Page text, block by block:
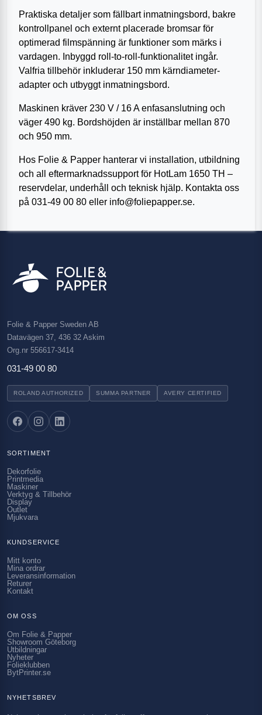
Praktiska detaljer som fällbart inmatningsbord, bakre
kontrollpanel och externt placerade bromsar för
optimerad filmspänning är funktioner som märks i
vardagen. Inbyggd roll-to-roll-funktionalitet ingår.
Valfria tillbehör inkluderar 150 mm kärndiameter-
adapter och utbyggt inmatningsbord.
Maskinen kräver 230 V / 16 A enfasanslutning och
väger 490 kg. Bordshöjden är inställbar mellan 870
och 950 mm.
Hos Folie & Papper hanterar vi installation, utbildning
och all eftermarknadssupport för HotLam 1650 TH –
reservdelar, underhåll och teknisk hjälp. Kontakta oss
på 031-49 00 80 eller info@foliepapper.se.
Folie & Papper Sweden AB
Datavägen 37, 436 32 Askim
Org.nr 556617-3414
031-49 00 80
ROLAND AUTHORIZED SUMMA PARTNER AVERY CERTIFIED
SORTIMENT
Dekorfolie
Printmedia
Maskiner
Verktyg & Tillbehör
Display
Outlet
Mjukvara
KUNDSERVICE
Mitt konto
Mina ordrar
Leveransinformation
Returer
Kontakt
OM OSS
Om Folie & Papper
Showroom Göteborg
Utbildningar
Nyheter
Folieklubben
BytPrinter.se
NYHETSBREV